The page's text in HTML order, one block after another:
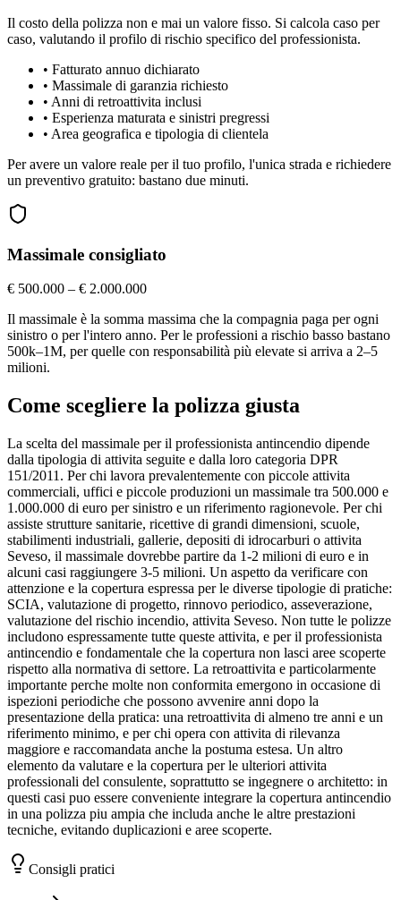
Il costo della polizza non e mai un valore fisso. Si calcola caso per
caso, valutando il profilo di rischio specifico del professionista.
• Fatturato annuo dichiarato
• Massimale di garanzia richiesto
• Anni di retroattivita inclusi
• Esperienza maturata e sinistri pregressi
• Area geografica e tipologia di clientela
Per avere un valore reale per il tuo profilo, l'unica strada e richiedere
un preventivo gratuito: bastano due minuti.
Massimale consigliato
€ 500.000 – € 2.000.000
Il massimale è la somma massima che la compagnia paga per ogni
sinistro o per l'intero anno. Per le professioni a rischio basso bastano
500k–1M, per quelle con responsabilità più elevate si arriva a 2–5
milioni.
Come scegliere la polizza giusta
La scelta del massimale per il professionista antincendio dipende
dalla tipologia di attivita seguite e dalla loro categoria DPR
151/2011. Per chi lavora prevalentemente con piccole attivita
commerciali, uffici e piccole produzioni un massimale tra 500.000 e
1.000.000 di euro per sinistro e un riferimento ragionevole. Per chi
assiste strutture sanitarie, ricettive di grandi dimensioni, scuole,
stabilimenti industriali, gallerie, depositi di idrocarburi o attivita
Seveso, il massimale dovrebbe partire da 1-2 milioni di euro e in
alcuni casi raggiungere 3-5 milioni. Un aspetto da verificare con
attenzione e la copertura espressa per le diverse tipologie di pratiche:
SCIA, valutazione di progetto, rinnovo periodico, asseverazione,
valutazione del rischio incendio, attivita Seveso. Non tutte le polizze
includono espressamente tutte queste attivita, e per il professionista
antincendio e fondamentale che la copertura non lasci aree scoperte
rispetto alla normativa di settore. La retroattivita e particolarmente
importante perche molte non conformita emergono in occasione di
ispezioni periodiche che possono avvenire anni dopo la
presentazione della pratica: una retroattivita di almeno tre anni e un
riferimento minimo, e per chi opera con attivita di rilevanza
maggiore e raccomandata anche la postuma estesa. Un altro
elemento da valutare e la copertura per le ulteriori attivita
professionali del consulente, soprattutto se ingegnere o architetto: in
questi casi puo essere conveniente integrare la copertura antincendio
in una polizza piu ampia che includa anche le altre prestazioni
tecniche, evitando duplicazioni e aree scoperte.
Consigli pratici